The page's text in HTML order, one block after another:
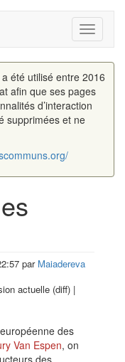
Toggle
été utilisé entre 2016
afin que ses pages
d’interaction
supprimées et ne
par Maiadereva
actuelle (diff) |
des
Van Espen, on